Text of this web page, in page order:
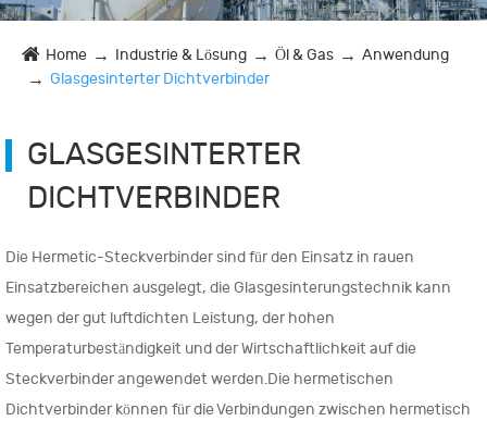
Home Industrie & Lösung Öl & Gas
Anwendung
Glasgesinterter Dichtverbinder
GLASGESINTERTER
DICHTVERBINDER
Die Hermetic-Steckverbinder sind für den Einsatz in rauen
Einsatzbereichen ausgelegt, die Glasgesinterungstechnik kann
wegen der gut luftdichten Leistung, der hohen
Temperaturbeständigkeit und der Wirtschaftlichkeit auf die
Steckverbinder angewendet werden.Die hermetischen
Dichtverbinder können für die Verbindungen zwischen hermetisch